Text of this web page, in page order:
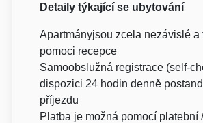
Detaily týkající se ubytování
Apartmányjsou zcela nezávislé a
pomoci recepce
Samoobslužná registrace (self-
dispozici 24 hodin denně
příjezdu
Platba je možná pomocí platební